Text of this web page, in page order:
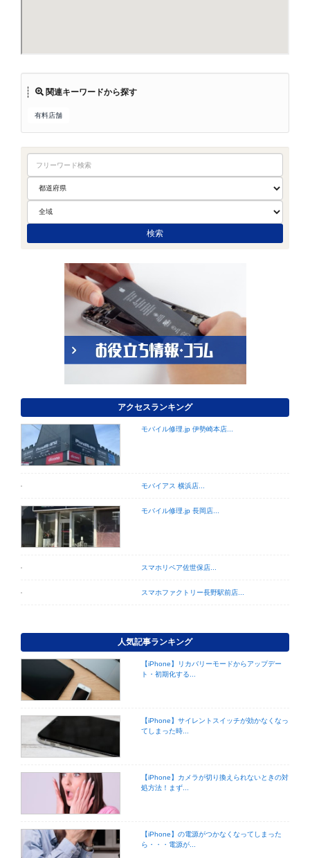
関連キーワードから探す
有料店舗
アクセスランキング
モバイル修理.jp 伊勢崎本店...
モバイアス 横浜店...
モバイル修理.jp 長岡店...
スマホリペア佐世保店...
スマホファクトリー長野駅前店...
人気記事ランキング
【iPhone】リカバリーモードからアップデー
ト・初期化する...
【iPhone】サイレントスイッチが効かなくなっ
てしまった時...
【iPhone】カメラが切り換えられないときの対
処方法！まず...
【iPhone】の電源がつかなくなってしまった
ら・・・電源が...